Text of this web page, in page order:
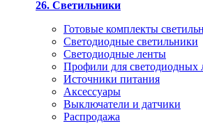
26. Светильники
Готовые комплекты
Светодиодные светильники
Светодиодные ленты
Профили для светодиодных
Источники питания
Аксессуары
Выключатели и датчики
Распродажа